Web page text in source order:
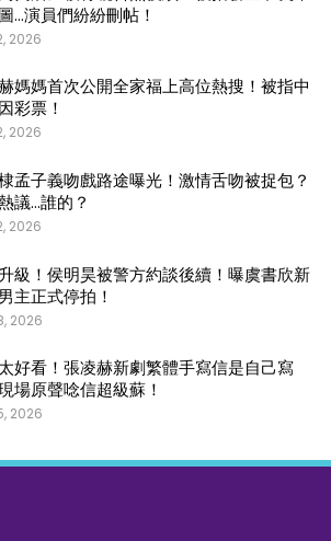
…演員們紛紛刪帖！
2026
媽媽首次公開全家福上高位熱搜！被指中
彩票！
2026
孟子義吻戲路途曝光！激情舌吻被捉包？
議…誰的？
2026
級！侯明昊被警方約談後續！曝虞書欣新
主正式停拍！
2026
好看！張凌赫新劇繁體手寫信是自己寫
場原聲唸信超級蘇！
2026